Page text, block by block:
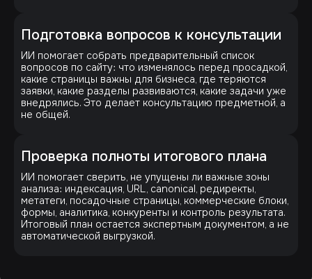
Подготовка вопросов к консультации
ИИ помогает собрать предварительный список
вопросов по сайту: что изменялось перед просадкой,
какие страницы важны для бизнеса, где теряются
заявки, какие разделы развиваются, какие задачи уже
внедрялись. Это делает консультацию предметной, а
не общей.
Проверка полноты итогового плана
ИИ помогает сверить, не упущены ли важные зоны
анализа: индексация, URL, canonical, редиректы,
метатеги, посадочные страницы, коммерческие блоки,
формы, аналитика, конкуренты и контроль результата.
Итоговый план остается экспертным документом, а не
автоматической выгрузкой.